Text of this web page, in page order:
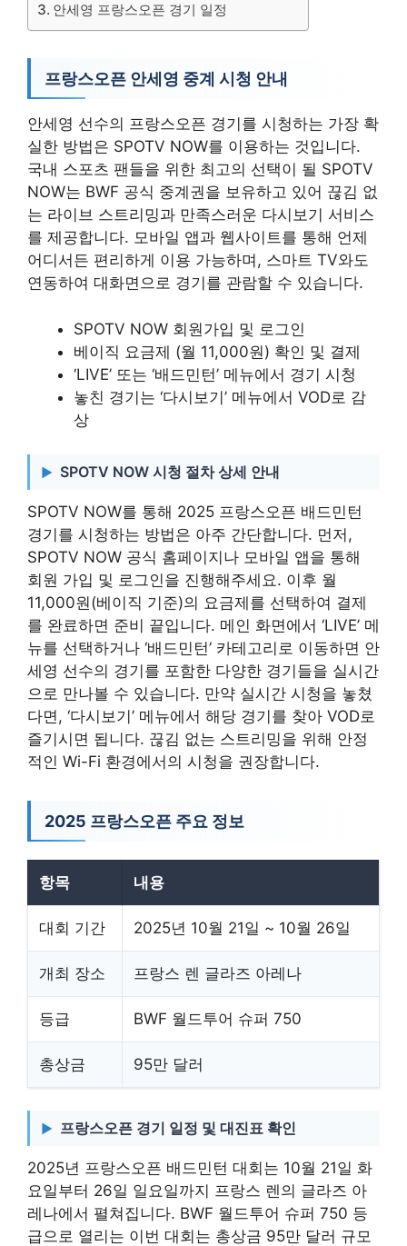
안세영 프랑스오픈 경기 일정
프랑스오픈 안세영 중계 시청 안내
안세영 선수의 프랑스오픈 경기를 시청하는 가장 확
실한 방법은 SPOTV NOW를 이용하는 것입니다.
국내 스포츠 팬들을 위한 최고의 선택이 될 SPOTV
NOW는 BWF 공식 중계권을 보유하고 있어 끊김 없
는 라이브 스트리밍과 만족스러운 다시보기 서비스
를 제공합니다. 모바일 앱과 웹사이트를 통해 언제
어디서든 편리하게 이용 가능하며, 스마트 TV와도
연동하여 대화면으로 경기를 관람할 수 있습니다.
SPOTV NOW 회원가입 및 로그인
베이직 요금제 (월 11,000원) 확인 및 결제
‘LIVE’ 또는 ‘배드민턴’ 메뉴에서 경기 시청
놓친 경기는 ‘다시보기’ 메뉴에서 VOD로 감
상
SPOTV NOW 시청 절차 상세 안내
SPOTV NOW를 통해 2025 프랑스오픈 배드민턴
경기를 시청하는 방법은 아주 간단합니다. 먼저,
SPOTV NOW 공식 홈페이지나 모바일 앱을 통해
회원 가입 및 로그인을 진행해주세요. 이후 월
11,000원(베이직 기준)의 요금제를 선택하여 결제
를 완료하면 준비 끝입니다. 메인 화면에서 ‘LIVE’ 메
뉴를 선택하거나 ‘배드민턴’ 카테고리로 이동하면 안
세영 선수의 경기를 포함한 다양한 경기들을 실시간
으로 만나볼 수 있습니다. 만약 실시간 시청을 놓쳤
다면, ‘다시보기’ 메뉴에서 해당 경기를 찾아 VOD로
즐기시면 됩니다. 끊김 없는 스트리밍을 위해 안정
적인 Wi-Fi 환경에서의 시청을 권장합니다.
2025 프랑스오픈 주요 정보
항목 내용
대회 기간 2025년 10월 21일 ~ 10월 26일
개최 장소 프랑스 렌 글라즈 아레나
등급 BWF 월드투어 슈퍼 750
총상금 95만 달러
프랑스오픈 경기 일정 및 대진표 확인
2025년 프랑스오픈 배드민턴 대회는 10월 21일 화
요일부터 26일 일요일까지 프랑스 렌의 글라즈 아
레나에서 펼쳐집니다. BWF 월드투어 슈퍼 750 등
급으로 열리는 이번 대회는 총상금 95만 달러 규모